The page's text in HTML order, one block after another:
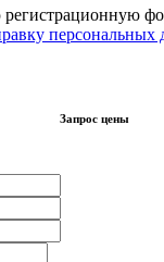
персональных
Запрос цены